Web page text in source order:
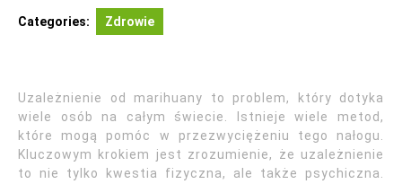
Categories: Zdrowie
Uzależnienie od marihuany to problem, który dotyka
wiele osób na całym świecie. Istnieje wiele metod,
które mogą pomóc w przezwyciężeniu tego nałogu.
Kluczowym krokiem jest zrozumienie, że uzależnienie
to nie tylko kwestia fizyczna, ale także psychiczna.